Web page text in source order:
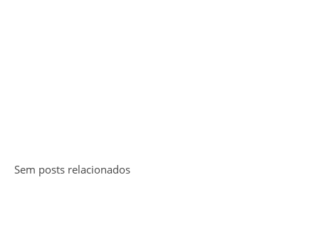
Sem posts relacionados